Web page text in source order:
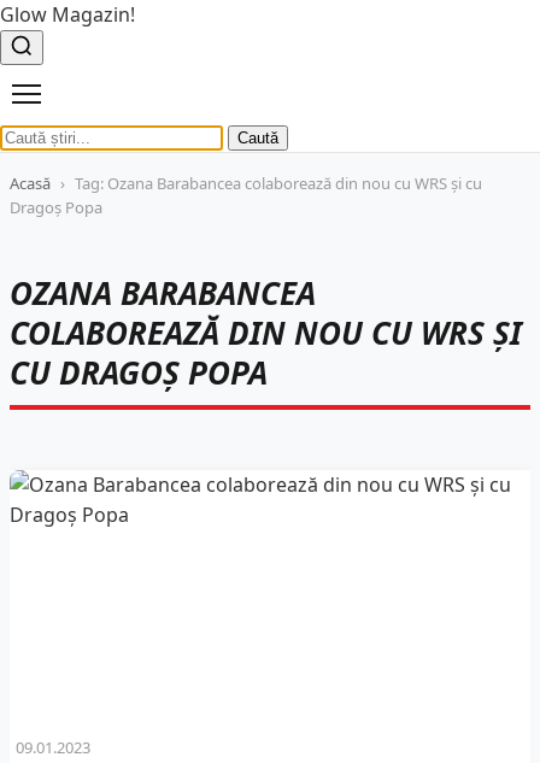
Glow Magazin!
Caută
Acasă › Tag: Ozana Barabancea colaborează din nou cu WRS și cu
Dragoș Popa
OZANA BARABANCEA
COLABOREAZĂ DIN NOU CU WRS ȘI
CU DRAGOȘ POPA
09.01.2023